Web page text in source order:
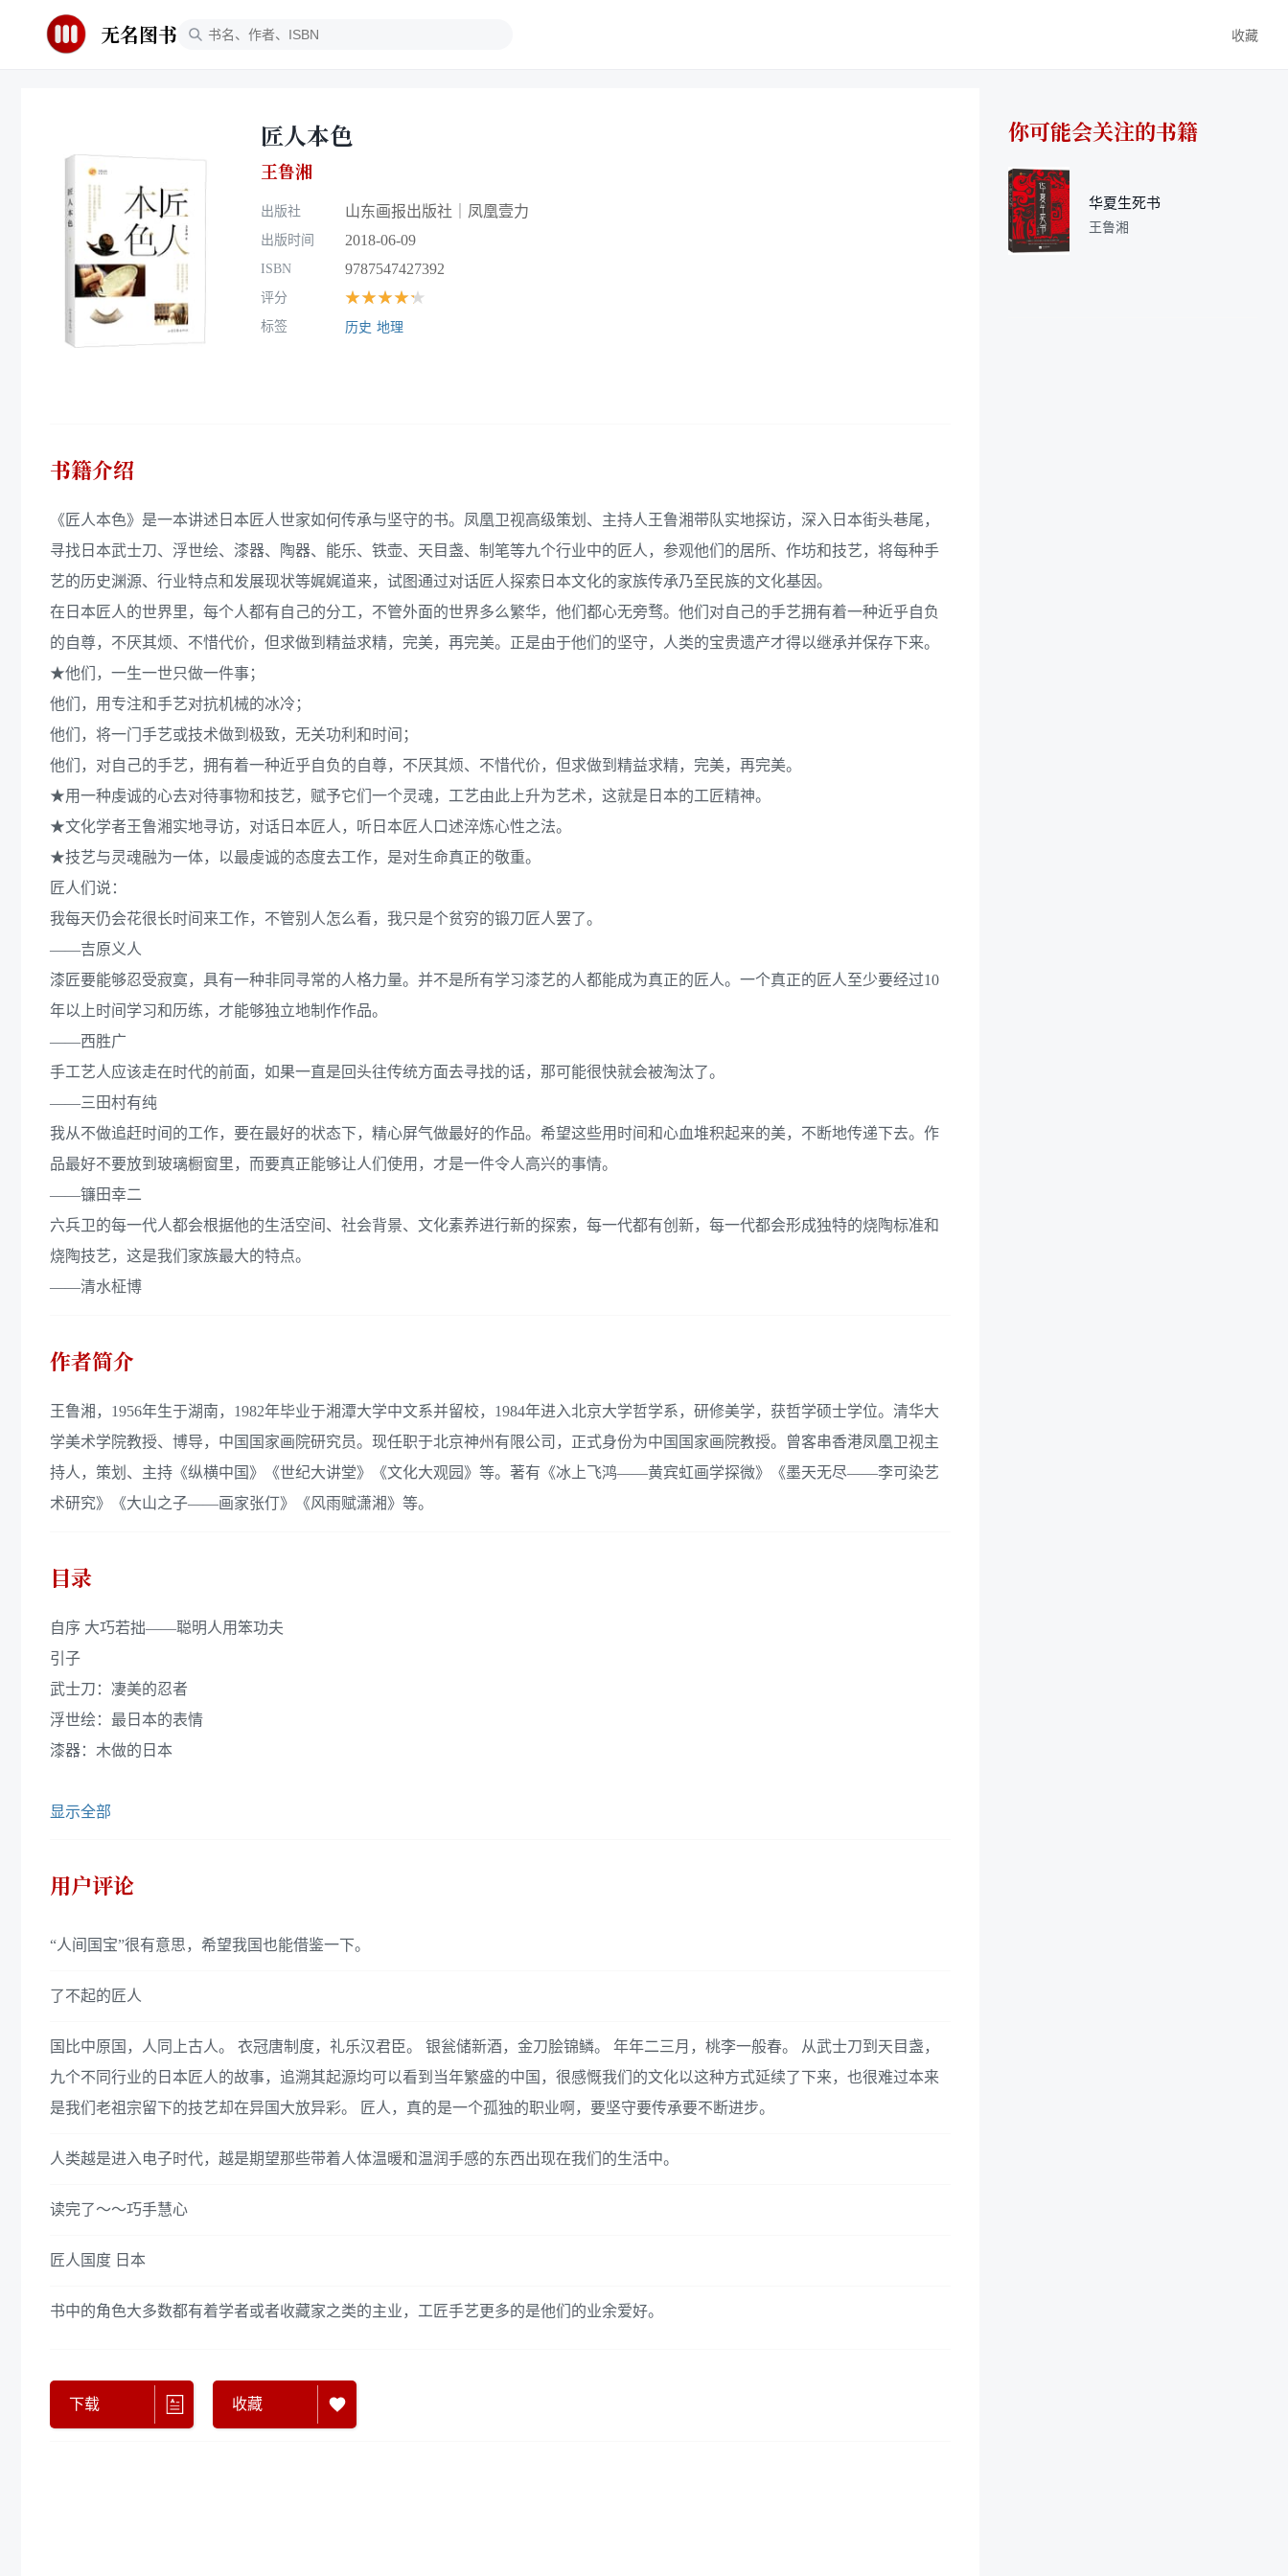
无名图书 收藏
匠人本色
王鲁湘
出版社 山东画报出版社｜凤凰壹力
出版时间 2018-06-09
ISBN 9787547427392
评分 ★★★★★
标签 历史 地理
书籍介绍
《匠人本色》是一本讲述日本匠人世家如何传承与坚守的书。凤凰卫视高级策划、主持人王鲁湘带队实地探访，深入日本街头巷尾，
寻找日本武士刀、浮世绘、漆器、陶器、能乐、铁壶、天目盏、制笔等九个行业中的匠人，参观他们的居所、作坊和技艺，将每种手
艺的历史渊源、行业特点和发展现状等娓娓道来，试图通过对话匠人探索日本文化的家族传承乃至民族的文化基因。
在日本匠人的世界里，每个人都有自己的分工，不管外面的世界多么繁华，他们都心无旁骛。他们对自己的手艺拥有着一种近乎自负
的自尊，不厌其烦、不惜代价，但求做到精益求精，完美，再完美。正是由于他们的坚守，人类的宝贵遗产才得以继承并保存下来。
★他们，一生一世只做一件事；
他们，用专注和手艺对抗机械的冰冷；
他们，将一门手艺或技术做到极致，无关功利和时间；
他们，对自己的手艺，拥有着一种近乎自负的自尊，不厌其烦、不惜代价，但求做到精益求精，完美，再完美。
★用一种虔诚的心去对待事物和技艺，赋予它们一个灵魂，工艺由此上升为艺术，这就是日本的工匠精神。
★文化学者王鲁湘实地寻访，对话日本匠人，听日本匠人口述淬炼心性之法。
★技艺与灵魂融为一体，以最虔诚的态度去工作，是对生命真正的敬重。
匠人们说：
我每天仍会花很长时间来工作，不管别人怎么看，我只是个贫穷的锻刀匠人罢了。
——吉原义人
漆匠要能够忍受寂寞，具有一种非同寻常的人格力量。并不是所有学习漆艺的人都能成为真正的匠人。一个真正的匠人至少要经过10
年以上时间学习和历练，才能够独立地制作作品。
——西胜广
手工艺人应该走在时代的前面，如果一直是回头往传统方面去寻找的话，那可能很快就会被淘汰了。
——三田村有纯
我从不做追赶时间的工作，要在最好的状态下，精心屏气做最好的作品。希望这些用时间和心血堆积起来的美，不断地传递下去。作
品最好不要放到玻璃橱窗里，而要真正能够让人们使用，才是一件令人高兴的事情。
——镰田幸二
六兵卫的每一代人都会根据他的生活空间、社会背景、文化素养进行新的探索，每一代都有创新，每一代都会形成独特的烧陶标准和
烧陶技艺，这是我们家族最大的特点。
——清水柾博
作者简介
王鲁湘，1956年生于湖南，1982年毕业于湘潭大学中文系并留校，1984年进入北京大学哲学系，研修美学，获哲学硕士学位。清华大
学美术学院教授、博导，中国国家画院研究员。现任职于北京神州有限公司，正式身份为中国国家画院教授。曾客串香港凤凰卫视主
持人，策划、主持《纵横中国》《世纪大讲堂》《文化大观园》等。著有《冰上飞鸿——黄宾虹画学探微》《墨天无尽——李可染艺
术研究》《大山之子——画家张仃》《风雨赋潇湘》等。
目录
自序 大巧若拙——聪明人用笨功夫
引子
武士刀：凄美的忍者
浮世绘：最日本的表情
漆器：木做的日本
显示全部
用户评论
“人间国宝”很有意思，希望我国也能借鉴一下。
了不起的匠人
国比中原国，人同上古人。 衣冠唐制度，礼乐汉君臣。 银瓮储新酒，金刀脍锦鳞。 年年二三月，桃李一般春。 从武士刀到天目盏，
九个不同行业的日本匠人的故事，追溯其起源均可以看到当年繁盛的中国，很感慨我们的文化以这种方式延续了下来，也很难过本来
是我们老祖宗留下的技艺却在异国大放异彩。 匠人，真的是一个孤独的职业啊，要坚守要传承要不断进步。
人类越是进入电子时代，越是期望那些带着人体温暖和温润手感的东西出现在我们的生活中。
读完了～～巧手慧心
匠人国度 日本
书中的角色大多数都有着学者或者收藏家之类的主业，工匠手艺更多的是他们的业余爱好。
你可能会关注的书籍
华夏生死书
王鲁湘
下载 收藏